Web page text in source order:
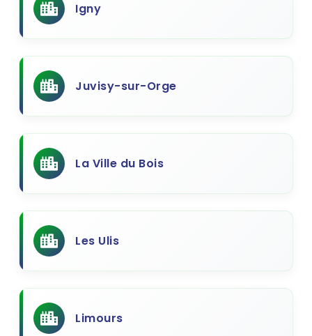
Igny
Juvisy-sur-Orge
La Ville du Bois
Les Ulis
Limours